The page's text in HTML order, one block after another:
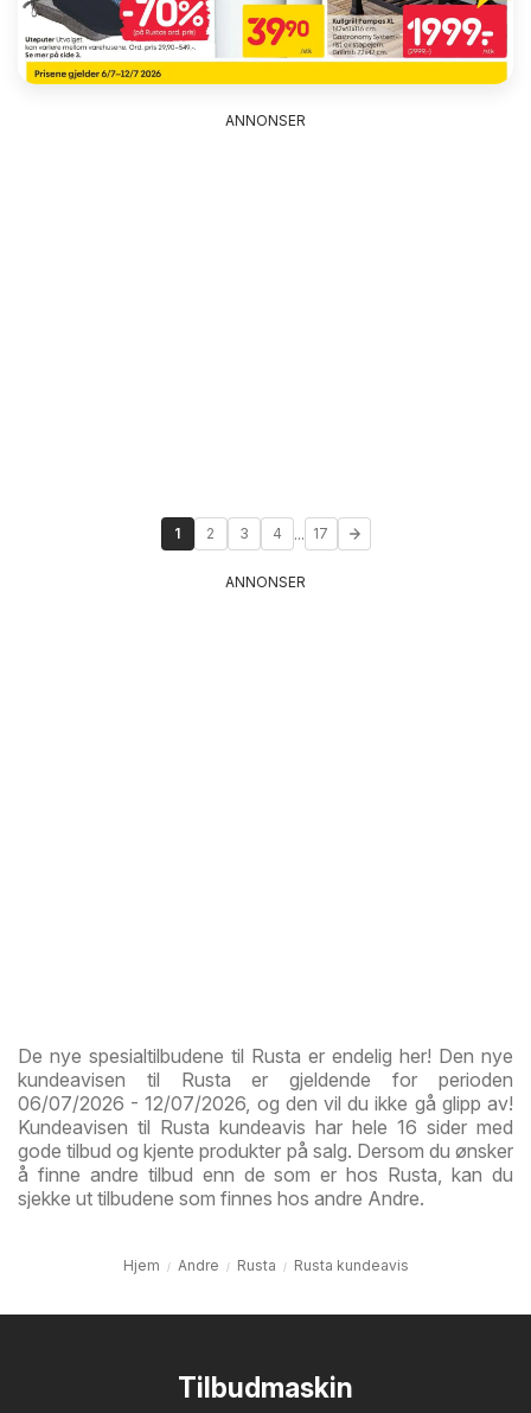
ANNONSER
1 2 3 4 ... 17
ANNONSER
De nye spesialtilbudene til Rusta er endelig her! Den nye
kundeavisen til Rusta er gjeldende for perioden
06/07/2026 - 12/07/2026, og den vil du ikke gå glipp av!
Kundeavisen til Rusta kundeavis har hele 16 sider med
gode tilbud og kjente produkter på salg. Dersom du ønsker
å finne andre tilbud enn de som er hos Rusta, kan du
sjekke ut tilbudene som finnes hos andre Andre.
Hjem Andre Rusta Rusta kundeavis
Tilbudmaskin